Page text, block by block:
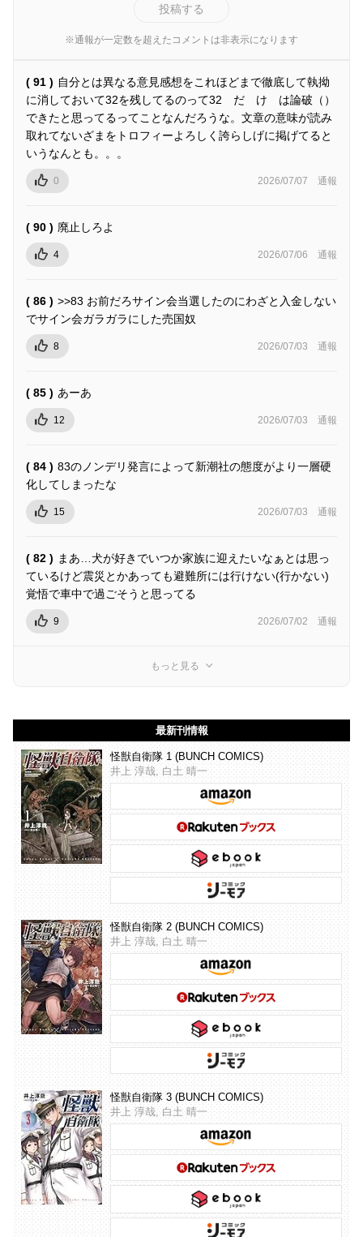
投稿する
※通報が一定数を超えたコメントは非表示になります
( 91 ) 自分とは異なる意見感想をこれほどまで徹底して執拗
に消しておいて32を残してるのって32 だ け は論破（）
できたと思ってるってことなんだろうな。文章の意味が読み
取れてないざまをトロフィーよろしく誇らしげに掲げてると
いうなんとも。。。
0 2026/07/07 通報
( 90 ) 廃止しろよ
4 2026/07/06 通報
( 86 ) >>83 お前だろサイン会当選したのにわざと入金しない
でサイン会ガラガラにした売国奴
8 2026/07/03 通報
( 85 ) あーあ
12 2026/07/03 通報
( 84 ) 83のノンデリ発言によって新潮社の態度がより一層硬
化してしまったな
15 2026/07/03 通報
( 82 ) まあ…犬が好きでいつか家族に迎えたいなぁとは思っ
ているけど震災とかあっても避難所には行けない(行かない)
覚悟で車中で過ごそうと思ってる
9 2026/07/02 通報
もっと見る
最新刊情報
怪獣自衛隊 1 (BUNCH COMICS)
井上 淳哉, 白土 晴一
怪獣自衛隊 2 (BUNCH COMICS)
井上 淳哉, 白土 晴一
怪獣自衛隊 3 (BUNCH COMICS)
井上 淳哉, 白土 晴一